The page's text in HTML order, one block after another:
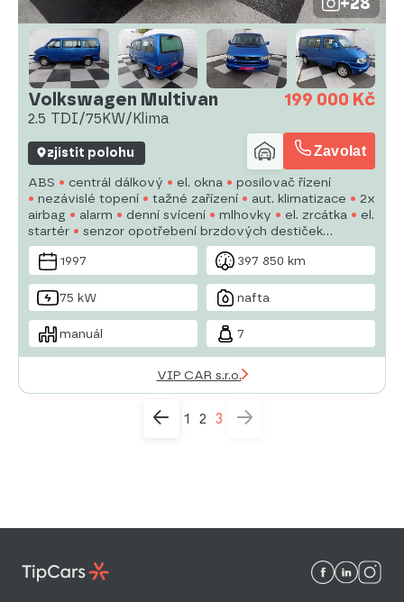
Volkswagen Multivan
2.5 TDI/75KW/Klima
199 000 Kč
zjistit polohu Zavolat
ABS centrál dálkový el. okna
posilovač řízení
nezávislé topení
tažné zařízení aut. klimatizace
2x
airbag
alarm denní svícení mlhovky el. zrcátka
el.
startér
senzor opotřebení brzdových destiček
vyhřívaná zrcátka
1997
397 850 km
75 kW nafta
manuál 7
VIP CAR s.r.o.
1 2 3